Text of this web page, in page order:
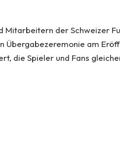
Mitarbeitern der Schweizer
Übergabezeremonie am
die Spieler und Fans